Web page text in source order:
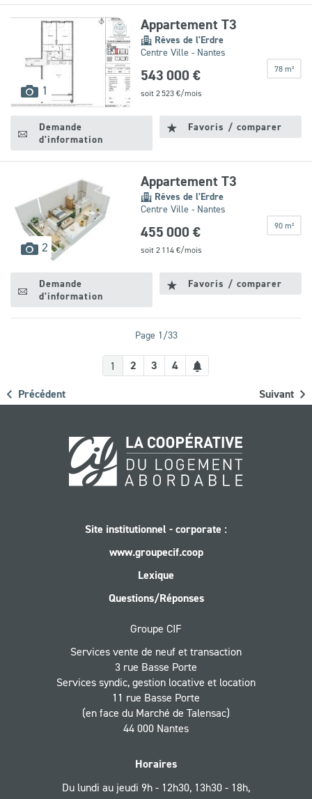
1 images
disponibles
Appartement T3
Rêves de l'Erdre
Centre Ville - Nantes
78 m²
543 000 €
soit 2 523€/mois
Demande
d'information
Favoris / comparer
2 images
disponibles
Appartement T3
Rêves de l'Erdre
Centre Ville - Nantes
90 m²
455 000 €
soit 2 114€/mois
Demande
d'information
Favoris / comparer
Page 1/33
Précédent
1 2 3 4
Créer
une
Suivant
Site institutionnel - corporate :
www.groupecif.coop
Lexique
Questions/Réponses
Groupe CIF
Services vente de neuf et transaction
3 rue Basse Porte
Services syndic, gestion locative et location
11 rue Basse Porte
(en face du Marché de Talensac)
44 000 Nantes
Horaires
Du lundi au jeudi 9h - 12h30, 13h30 - 18h,